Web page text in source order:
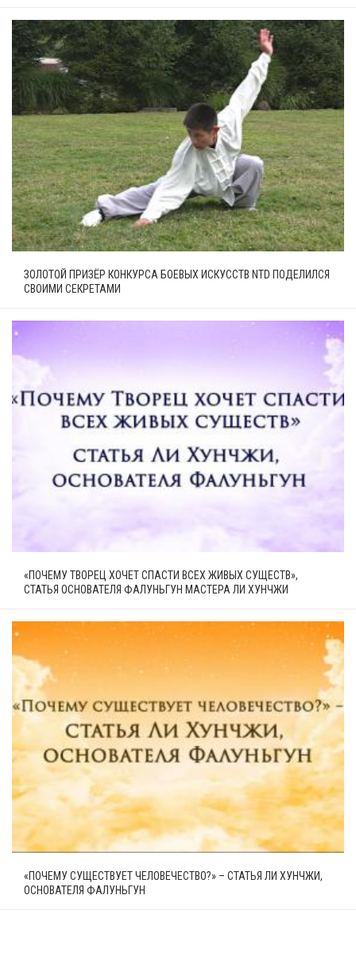
ЗОЛОТОЙ ПРИЗЁР КОНКУРСА БОЕВЫХ ИСКУССТВ NTD ПОДЕЛИЛСЯ
СВОИМИ СЕКРЕТАМИ
«ПОЧЕМУ ТВОРЕЦ ХОЧЕТ СПАСТИ ВСЕХ ЖИВЫХ СУЩЕСТВ»,
СТАТЬЯ ОСНОВАТЕЛЯ ФАЛУНЬГУН МАСТЕРА ЛИ ХУНЧЖИ
«ПОЧЕМУ СУЩЕСТВУЕТ ЧЕЛОВЕЧЕСТВО?» – СТАТЬЯ ЛИ ХУНЧЖИ,
ОСНОВАТЕЛЯ ФАЛУНЬГУН